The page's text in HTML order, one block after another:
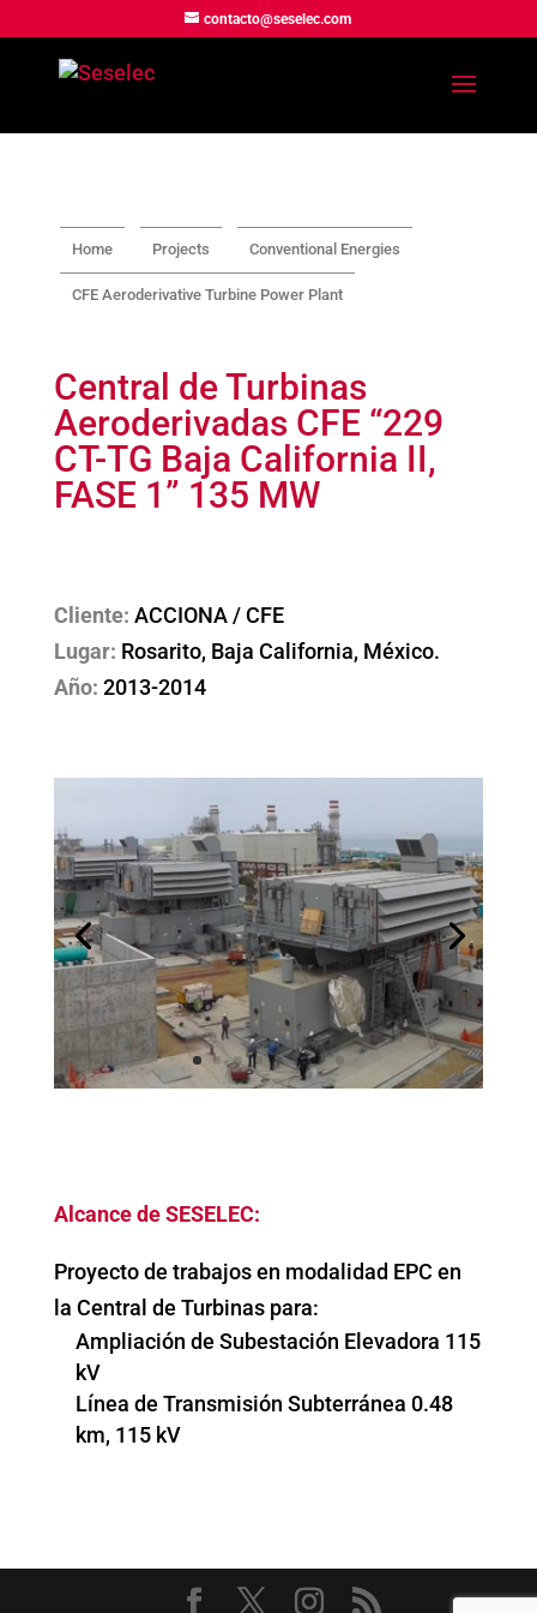
contacto@seselec.com
Home Projects Conventional Energies
CFE Aeroderivative Turbine Power Plant
Central de Turbinas
Aeroderivadas CFE “229
CT-TG Baja California II,
FASE 1” 135 MW
Cliente: ACCIONA / CFE
Lugar: Rosarito, Baja California, México.
Año: 2013-2014
Alcance de SESELEC:
Proyecto de trabajos en modalidad EPC en
la Central de Turbinas para:
Ampliación de Subestación Elevadora 115
kV
Línea de Transmisión Subterránea 0.48
km, 115 kV